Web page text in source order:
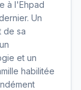
à l'Ehpad
Un
de sa
et un
habilitée